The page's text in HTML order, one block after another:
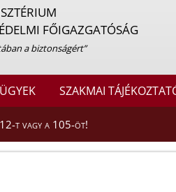
FŐIGAZGATÓSÁG
a biztonságért”
SZAKMAI
t vagy a 105-öt!